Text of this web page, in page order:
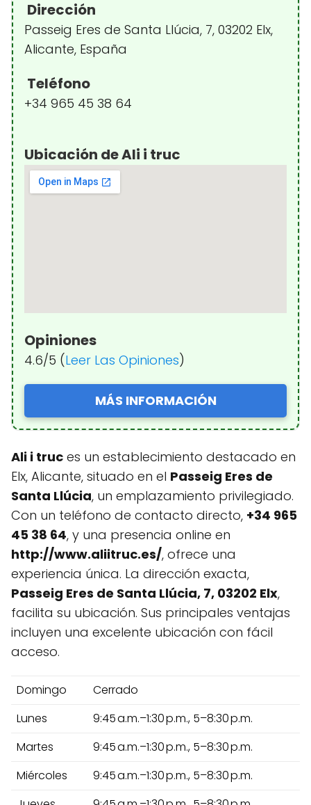
Dirección
Passeig Eres de Santa Llúcia, 7, 03202 Elx,
Alicante, España
Teléfono
+34 965 45 38 64
Ubicación de Ali i truc
Opiniones
4.6/5 (Leer Las Opiniones)
MÁS INFORMACIÓN
Ali i truc es un establecimiento destacado en
Elx, Alicante, situado en el Passeig Eres de
Santa Llúcia, un emplazamiento privilegiado.
Con un teléfono de contacto directo, +34 965
45 38 64, y una presencia online en
http://www.aliitruc.es/, ofrece una
experiencia única. La dirección exacta,
Passeig Eres de Santa Llúcia, 7, 03202 Elx,
facilita su ubicación. Sus principales ventajas
incluyen una excelente ubicación con fácil
acceso.
Domingo
Cerrado
Lunes
9:45 a.m.–1:30 p.m., 5–8:30 p.m.
Martes
9:45 a.m.–1:30 p.m., 5–8:30 p.m.
Miércoles
9:45 a.m.–1:30 p.m., 5–8:30 p.m.